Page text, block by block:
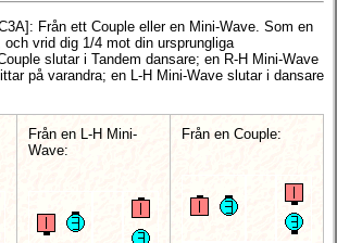
: Från ett Couple eller en Mini-Wave. Som en
vrid dig 1/4 mot din ursprungliga
slutar i Tandem dansare; en R-H Mini-Wave
på varandra; en L-H Mini-Wave slutar i dansare
Från en L-H Mini-
Wave:
Från en Couple: